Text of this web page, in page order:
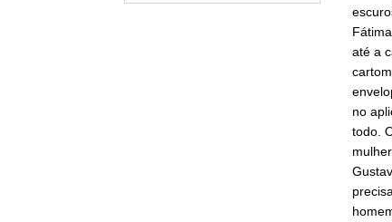
até a
no
todo.